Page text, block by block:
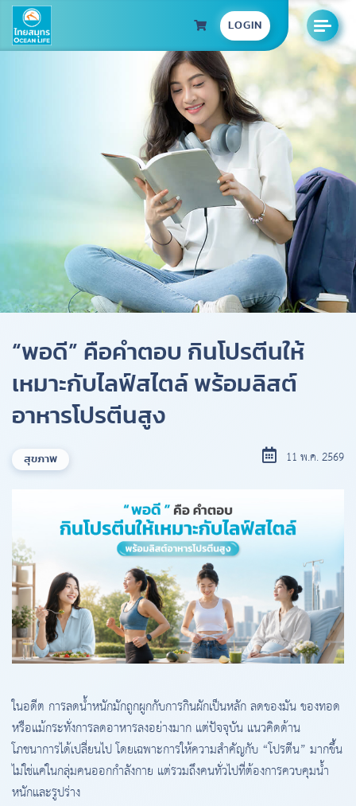
LOGIN
“พอดี” คือคำตอบ กินโปรตีนให้
เหมาะกับไลฟ์สไตล์ พร้อมลิสต์
อาหารโปรตีนสูง
สุขภาพ 11 พ.ค. 2569
ในอดีต การลดน้ำหนักมักถูกผูกกับการกินผักเป็นหลัก ลดของมัน ของทอด
หรือแม้กระทั่งการลดอาหารลงอย่างมาก แต่ปัจจุบัน แนวคิดด้าน
โภชนาการได้เปลี่ยนไป โดยเฉพาะการให้ความสำคัญกับ “โปรตีน” มากขึ้น
ไม่ใช่แค่ในกลุ่มคนออกกำลังกาย แต่รวมถึงคนทั่วไปที่ต้องการควบคุมน้ำ
หนักและรูปร่าง